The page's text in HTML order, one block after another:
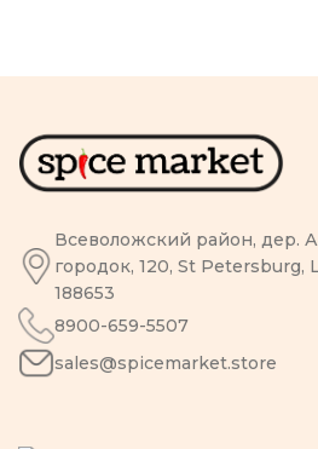
Всеволожский район, дер.
городок, 120, St Petersburg,
188653
8900-659-5507
sales@spicemarket.store